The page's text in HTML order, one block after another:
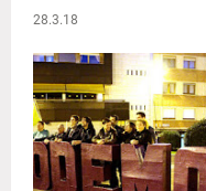
28.3.18